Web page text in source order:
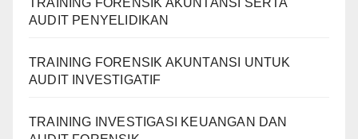
TRAINING FORENSIK AKUNTANSI SERTA
AUDIT PENYELIDIKAN
TRAINING FORENSIK AKUNTANSI UNTUK
AUDIT INVESTIGATIF
TRAINING INVESTIGASI KEUANGAN DAN